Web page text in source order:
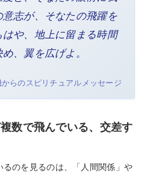
志が、そなたの飛躍を
や、地上に留まる時間
、翼を広げよ。
らのスピリチュアルメッセージ
数で飛んでいる、交差す
のを見るのは、「人間関係」や